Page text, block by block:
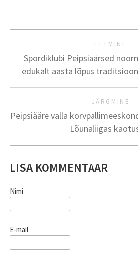
EELMINE
Spordiklubi Peipsiäärsed
edukalt aasta lõpus
JÄRGMINE
Peipsiääre valla
Lõunaliigas
LISA KOMMENTAAR
Nimi
E-mail